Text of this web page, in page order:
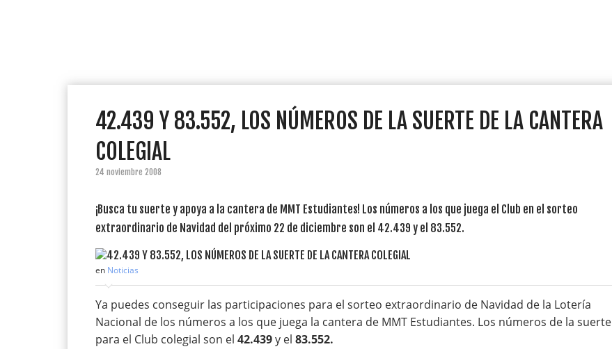
42.439 Y 83.552, LOS NÚMEROS DE LA SUERTE DE LA CANTERA
COLEGIAL
24 noviembre 2008
¡Busca tu suerte y apoya a la cantera de MMT Estudiantes! Los números a los que juega el Club en el sorteo
extraordinario de Navidad del próximo 22 de diciembre son el 42.439 y el 83.552.
en Noticias
Ya puedes conseguir las participaciones para el sorteo extraordinario de Navidad de la Lotería
Nacional de los números a los que juega la cantera de MMT Estudiantes. Los números de la suerte
para el Club colegial son el 42.439y el 83.552.